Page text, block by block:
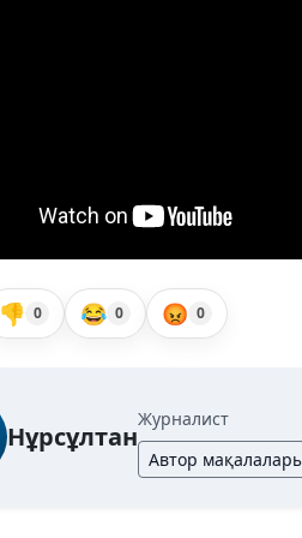
👎 0 😂 0 😡 0
Нұрсұлтан
Журналист
Автор